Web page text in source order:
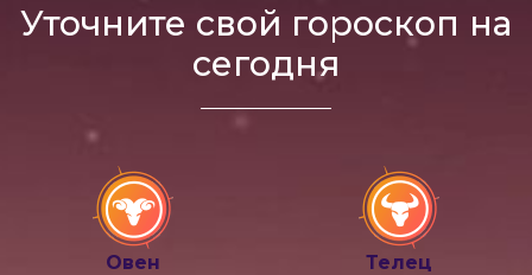
Уточните свой гороскоп на
сегодня
Овен Телец